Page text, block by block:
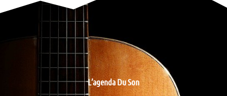
L’agenda Du Son